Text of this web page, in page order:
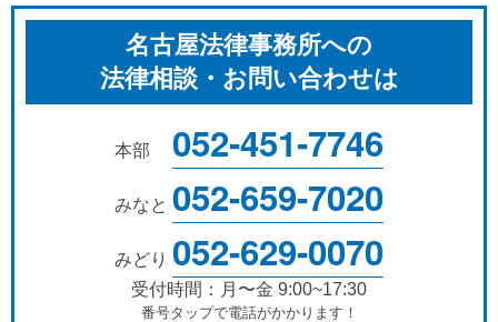
名古屋法律事務所への
法律相談・お問い合わせは
本部 052-451-7746
みなと 052-659-7020
みどり 052-629-0070
受付時間：月〜金 9:00~17:30
番号タップで電話がかかります！